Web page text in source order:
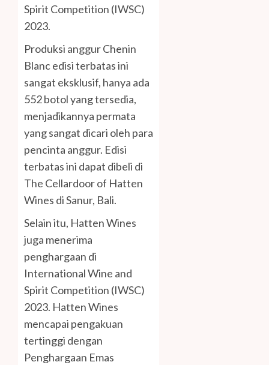
Spirit Competition (IWSC)
2023.
Produksi anggur Chenin
Blanc edisi terbatas ini
sangat eksklusif, hanya ada
552 botol yang tersedia,
menjadikannya permata
yang sangat dicari oleh para
pencinta anggur. Edisi
terbatas ini dapat dibeli di
The Cellardoor of Hatten
Wines di Sanur, Bali.
Selain itu, Hatten Wines
juga menerima
penghargaan di
International Wine and
Spirit Competition (IWSC)
2023. Hatten Wines
mencapai pengakuan
tertinggi dengan
Penghargaan Emas